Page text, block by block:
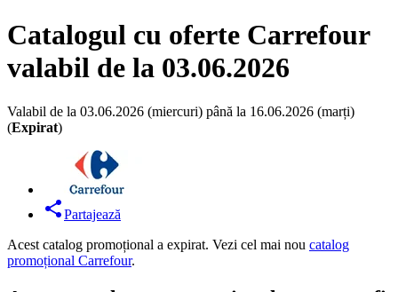
Catalogul cu oferte Carrefour
valabil de la 03.06.2026
Valabil de la 03.06.2026 (miercuri) până la 16.06.2026 (marți)
(Expirat)
Partajează
Acest catalog promoțional a expirat. Vezi cel mai nou catalog
promoțional Carrefour.